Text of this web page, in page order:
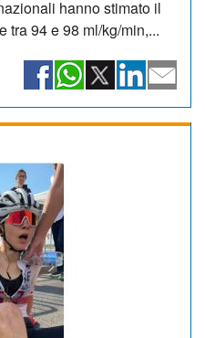
hanno stimato il
tra 94 e 98 ml/kg/min,...